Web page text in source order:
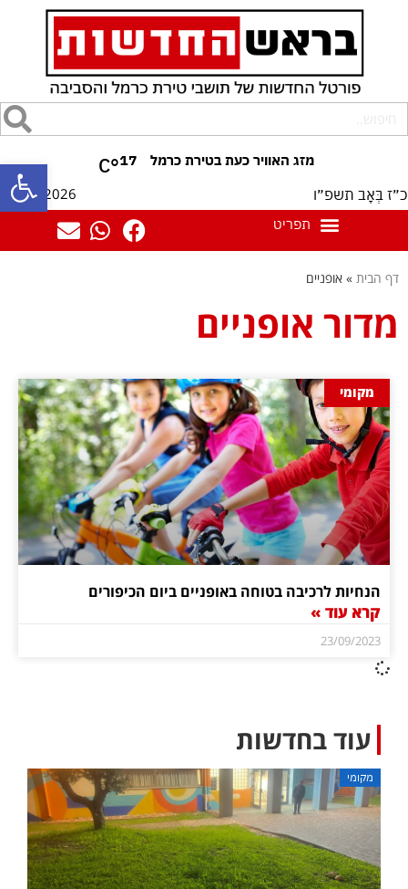
פתח 17
°C
כ״ז בְּאָב תשפ״ו 10/08/2026
דף הבית » אופניים
מדור אופניים
מקומי
הנחיות לרכיבה בטוחה באופניים ביום הכיפורים
קרא עוד »
23/09/2023
עוד בחדשות
מקומי